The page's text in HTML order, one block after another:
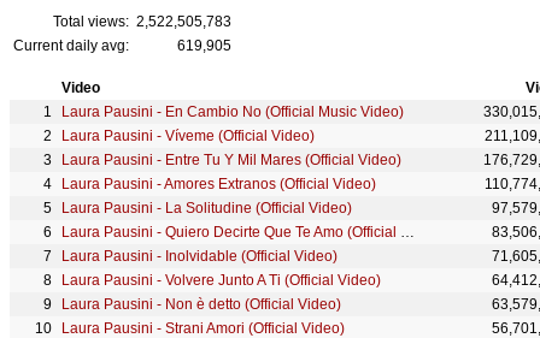
Total views: 2,522,505,783
Current daily avg:
619,905
Video
Laura Pausini - En Cambio No (Official Music Video)
Laura Pausini - Víveme (Official Video)
Laura Pausini - Entre Tu Y Mil Mares (Official Video)
Laura Pausini - Amores Extranos (Official Video)
Laura Pausini - La Solitudine (Official Video)
Laura Pausini - Quiero Decirte Que Te Amo (Official Video)
Laura Pausini - Inolvidable (Official Video)
Laura Pausini - Volvere Junto A Ti (Official Video)
Laura Pausini - Non è detto (Official Video)
Laura Pausini - Strani Amori (Official Video)